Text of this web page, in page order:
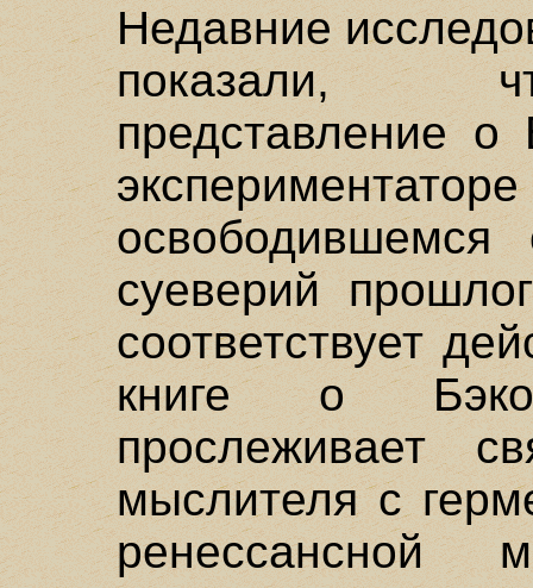
Недавние
показали,
представление о
освободившемся
суеверий
соответствует
книге о
прослеживает
мыслителя с
ренессансной